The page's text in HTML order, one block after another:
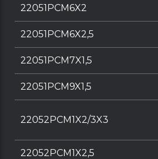
22051PCM6X2
22051PCM6X2,5
22051PCM7X1,5
22051PCM9X1,5
22052PCM1X2/3X3
22052PCM1X2,5